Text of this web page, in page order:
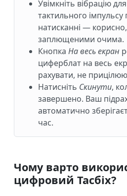
Увімкніть вібрацію
тактильного
натисканні — корисно,
заплющеними очима.
Кнопка На весь екран
циферблат на весь
рахувати, не
Натисніть Скинути,
завершено. Ваш
автоматично
час.
Чому варто
цифровий Тасбіх?